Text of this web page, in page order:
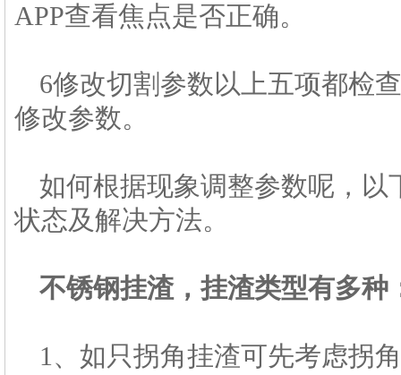
APP查看焦点是否正确。
6修改切割参数以上五项都检
修改参数。
如何根据现象调整参数呢，
状态及解决方法。
不锈钢挂渣，挂渣类型有多种
1、如只拐角挂渣可先考虑拐